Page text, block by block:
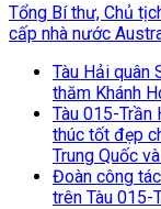
Tổng Bí thư, Chủ
cấp nhà nước
Tàu Hải quân
thăm Khánh
Tàu 015-Trần
thúc tốt đẹp
Trung Quốc
Đoàn công
trên Tàu